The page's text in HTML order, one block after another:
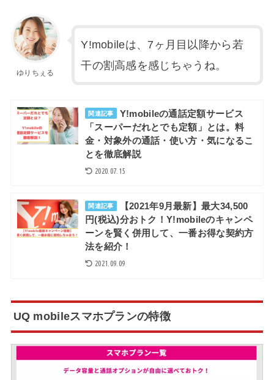
ゆりちぇる
Y!mobileは、7ヶ月目以降から若
干の割高感を感じちゃうね。
関連記事
Y!mobileの通話定額サービス
「スーパーだれとでも定額」とは。料
金・対象外の通話・使い方・気になるこ
とを徹底解説
2020.07.15
関連記事
【2021年9月最新】最大34,500
円(税込)分おトク！Y!mobileのキャンペ
ーンを賢く併用して、一番お得な契約方
法を紹介！
2021.09.09
UQ mobileスマホプランの特徴